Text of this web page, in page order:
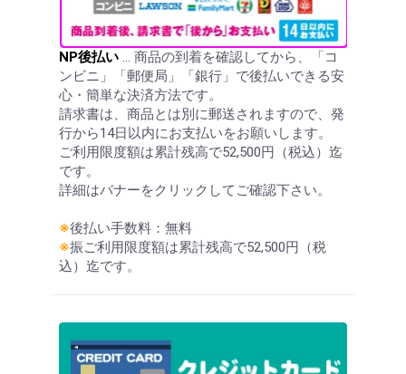
NP後払い … 商品の到着を確認してから、「コ
ンビニ」「郵便局」「銀行」で後払いできる安
心・簡単な決済方法です。
請求書は、商品とは別に郵送されますので、発
行から14日以内にお支払いをお願いします。
ご利用限度額は累計残高で52,500円（税込）迄
です。
詳細はバナーをクリックしてご確認下さい。
※後払い手数料：無料
※振ご利用限度額は累計残高で52,500円（税
込）迄です。